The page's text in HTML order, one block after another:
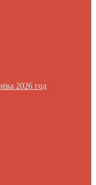
2026 год